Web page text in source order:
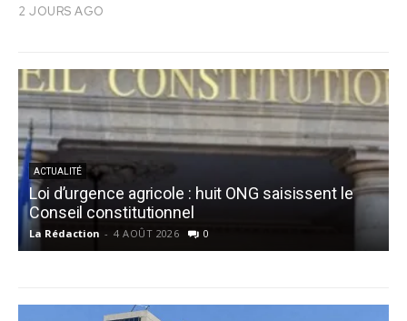
2 JOURS AGO
ACTUALITÉ
Loi d’urgence agricole : huit ONG saisissent le
Conseil constitutionnel
La Rédaction - 4 AOÛT 2026 0